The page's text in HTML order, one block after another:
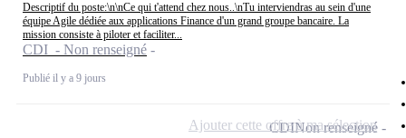
Descriptif du poste:\n\nCe qui t'attend chez nous..\nTu interviendras au sein d'une
équipe Agile dédiée aux applications Finance d'un grand groupe bancaire. La
mission consiste à piloter et faciliter...
CDI - Non renseigné
Publié il y a 9 jours
CDINon renseigné
Ajouter cette offre à ma sélection